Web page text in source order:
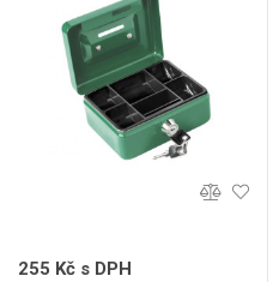
255 Kč s DPH